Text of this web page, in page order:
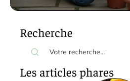
Recherche
Les articles phares